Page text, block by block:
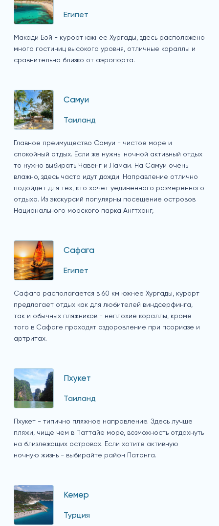
Египет
Макади Бэй - курорт южнее Хургады, здесь расположено
много гостиниц высокого уровня, отличные кораллы и
сравнительно близко от аэропорта.
Самуи
Таиланд
Главное преимущество Самуи - чистое море и
спокойный отдых. Если же нужны ночной активный отдых
то нужно выбирать Чавенг и Ламаи. На Самуи очень
влажно, здесь часто идут дожди. Направление отлично
подойдет для тех, кто хочет уединенного размеренного
отдыха. Из экскурсий популярны посещение островов
Национального морского парка Ангтхонг,
Сафага
Египет
Сафага располагается в 60 км южнее Хургады, курорт
предлагает отдых как для любителей виндсерфинга,
так и обычных пляжников - неплохие кораллы, кроме
того в Сафаге проходят оздоровление при псориазе и
артритах.
Пхукет
Таиланд
Пхукет - типично пляжное направление. Здесь лучше
пляжи, чище чем в Паттайе море, возможность отдохнуть
на близлежащих островах. Если хотите активную
ночную жизнь - выбирайте район Патонга.
Кемер
Турция